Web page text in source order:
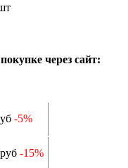
через сайт:
-5%
руб -15%